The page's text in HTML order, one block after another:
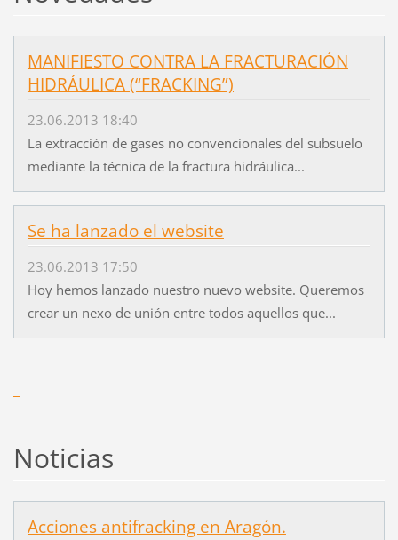
MANIFIESTO CONTRA LA FRACTURACIÓN
HIDRÁULICA (“FRACKING”)
23.06.2013 18:40
La extracción de gases no convencionales del subsuelo
mediante la técnica de la fractura hidráulica...
Se ha lanzado el website
23.06.2013 17:50
Hoy hemos lanzado nuestro nuevo website. Queremos
crear un nexo de unión entre todos aquellos que...
Noticias
Acciones antifracking en Aragón.